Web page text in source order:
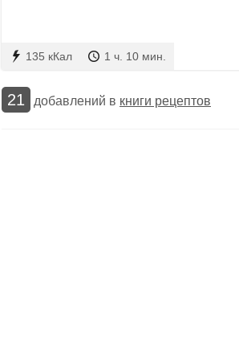
135 кКал 1 ч. 10 мин.
21 добавлений в книги рецептов